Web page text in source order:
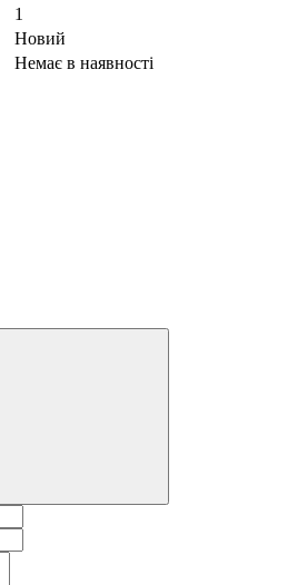
1
Новий
Немає в наявності